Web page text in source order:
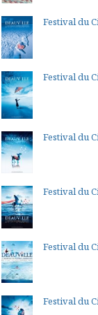
Festival du
Festival du
Festival du
Festival du
Festival du
Festival du